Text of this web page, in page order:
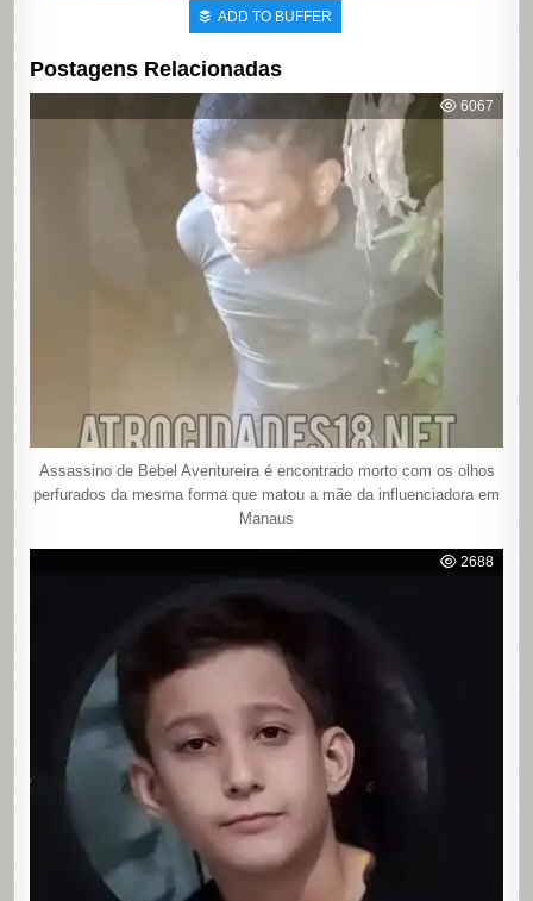
ADD TO BUFFER
Postagens Relacionadas
6067
Assassino de Bebel Aventureira é encontrado morto com os olhos
perfurados da mesma forma que matou a mãe da influenciadora em
Manaus
2688